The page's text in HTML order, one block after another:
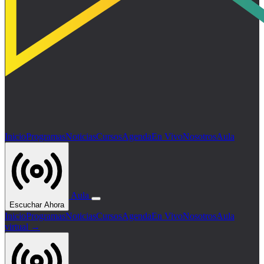
InicioProgramasNoticiasCursosAgendaEn VivoNosotrosAula
Escuchar Ahora
Aula
InicioProgramasNoticiasCursosAgendaEn VivoNosotrosAula
virtual →